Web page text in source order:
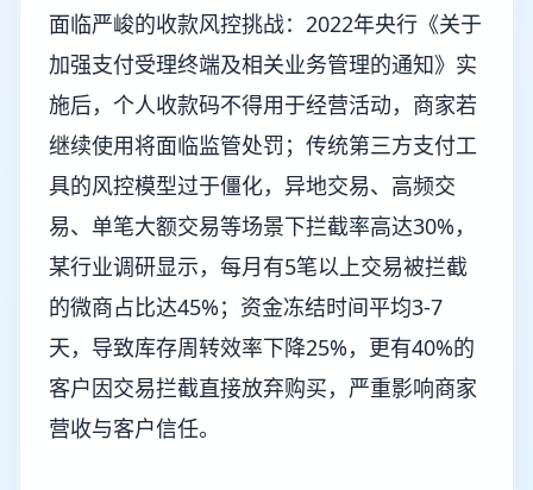
面临严峻的收款风控挑战：2022年央行《关于
加强支付受理终端及相关业务管理的通知》实
施后，个人收款码不得用于经营活动，商家若
继续使用将面临监管处罚；传统第三方支付工
具的风控模型过于僵化，异地交易、高频交
易、单笔大额交易等场景下拦截率高达30%，
某行业调研显示，每月有5笔以上交易被拦截
的微商占比达45%；资金冻结时间平均3-7
天，导致库存周转效率下降25%，更有40%的
客户因交易拦截直接放弃购买，严重影响商家
营收与客户信任。